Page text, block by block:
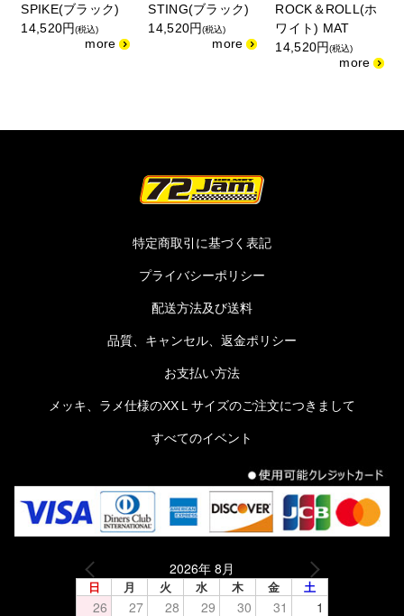
SPIKE(ブラック)
14,520円(税込)
STING(ブラック)
14,520円(税込)
ROCK＆ROLL(ホ
ワイト) MAT
14,520円(税込)
特定商取引に基づく表記
プライバシーポリシー
配送方法及び送料
品質、キャンセル、返金ポリシー
お支払い方法
メッキ、ラメ仕様のXXＬサイズのご注文につきまして
すべてのイベント
2026年 8月
日 月 火 水 木 金 土
26 27 28 29 30 31 1